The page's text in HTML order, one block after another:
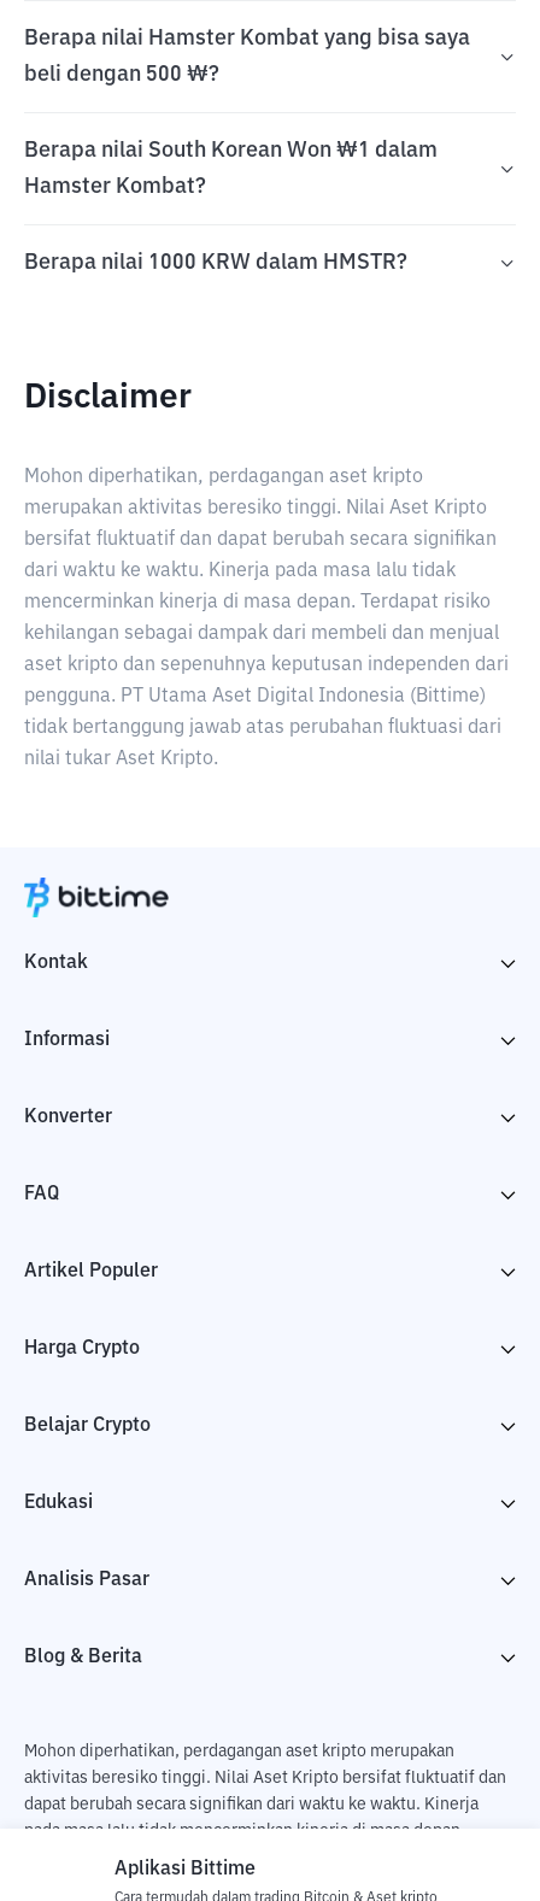
Berapa nilai Hamster Kombat yang bisa saya
beli dengan 500 ₩?
Berapa nilai South Korean Won ₩1 dalam
Hamster Kombat?
Berapa nilai 1000 KRW dalam HMSTR?
Disclaimer
Mohon diperhatikan, perdagangan aset kripto
merupakan aktivitas beresiko tinggi. Nilai Aset Kripto
bersifat fluktuatif dan dapat berubah secara signifikan
dari waktu ke waktu. Kinerja pada masa lalu tidak
mencerminkan kinerja di masa depan. Terdapat risiko
kehilangan sebagai dampak dari membeli dan menjual
aset kripto dan sepenuhnya keputusan independen dari
pengguna. PT Utama Aset Digital Indonesia (Bittime)
tidak bertanggung jawab atas perubahan fluktuasi dari
nilai tukar Aset Kripto.
Kontak
Informasi
Konverter
FAQ
Artikel Populer
Harga Crypto
Belajar Crypto
Edukasi
Analisis Pasar
Blog & Berita
Mohon diperhatikan, perdagangan aset kripto merupakan
aktivitas beresiko tinggi. Nilai Aset Kripto bersifat fluktuatif dan
dapat berubah secara signifikan dari waktu ke waktu. Kinerja
pada masa lalu tidak mencerminkan kinerja di masa depan.
Terdapat risiko kehilangan sebagai dampak dari membeli dan
Aplikasi Bittime